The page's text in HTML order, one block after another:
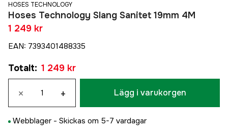
HOSES TECHNOLOGY
Hoses Technology Slang Sanitet 19mm 4M
1 249 kr
EAN: 7393401488335
Totalt: 1 249 kr
× + Lägg i varukorgen
Webblager - Skickas om 5-7 vardagar